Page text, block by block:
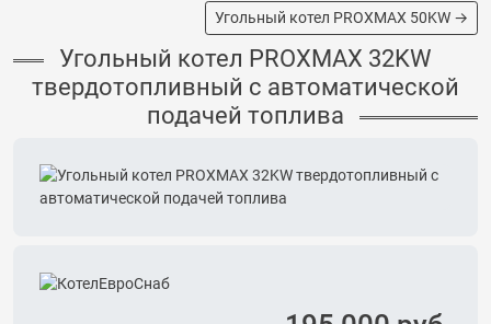
Угольный котел PROXMAX 50KW →
Угольный котел PROXMAX 32KW
твердотопливный с автоматической
подачей топлива